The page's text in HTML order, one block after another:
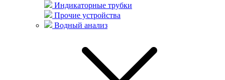
Индикаторные трубки
Прочие устройства
Водный анализ